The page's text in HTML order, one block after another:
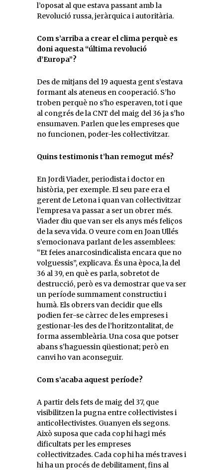
l’oposat al que estava passant amb la
Revolució russa, jeràrquica i autoritària.
Com s’arriba a crear el clima perquè es
doni aquesta “última revolució
d’Europa”?
Des de mitjans del 19 aquesta gent s’estava
formant als ateneus en cooperació. S’ho
troben perquè no s’ho esperaven, tot i que
al congrés de la CNT del maig del 36 ja s’ho
ensumaven. Parlen que les empreses que
no funcionen, poder-les col·lectivitzar.
Quins testimonis t’han remogut més?
En Jordi Viader, periodista i doctor en
història, per exemple. El seu pare era el
gerent de Letona i quan van col·lectivitzar
l’empresa va passar a ser un obrer més.
Viader diu que van ser els anys més feliços
de la seva vida. O veure com en Joan Ullés
s’emocionava parlant de les assemblees:
“Et feies anarcosindicalista encara que no
volguessis”, explicava. És una època, la del
36 al 39, en què es parla, sobretot de
destrucció, però es va demostrar que va ser
un període summament constructiu i
humà. Els obrers van decidir que ells
podien fer-se càrrec de les empreses i
gestionar-les des de l’horitzontalitat, de
forma assembleària. Una cosa que potser
abans s’haguessin qüestionat; però en
canvi ho van aconseguir.
Com s’acaba aquest període?
A partir dels fets de maig del 37, que
visibilitzen la pugna entre col·lectivistes i
anticol·lectivistes. Guanyen els segons.
Això suposa que cada cop hi hagi més
dificultats per les empreses
col·lectivitzades. Cada cop hi ha més traves i
hi ha un procés de debilitament, fins al